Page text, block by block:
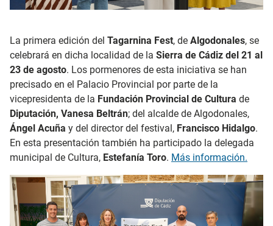
La primera edición del Tagarnina Fest, de Algodonales, se
celebrará en dicha localidad de la Sierra de Cádiz del 21 al
23 de agosto. Los pormenores de esta iniciativa se han
precisado en el Palacio Provincial por parte de la
vicepresidenta de la Fundación Provincial de Cultura de
Diputación, Vanesa Beltrán; del alcalde de Algodonales,
Ángel Acuña y del director del festival, Francisco Hidalgo.
En esta presentación también ha participado la delegada
municipal de Cultura, Estefanía Toro. Más información.